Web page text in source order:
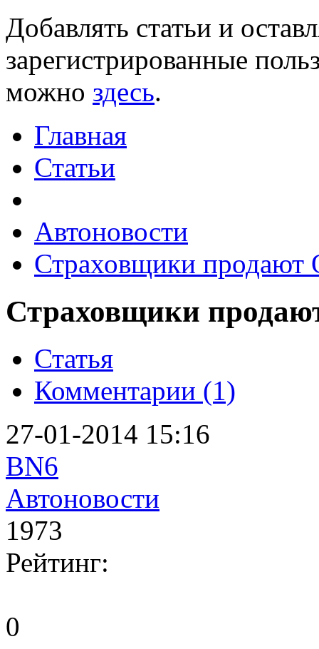
Добавлять статьи и
зарегистрированные
можно здесь.
Главная
Статьи
Автоновости
Страховщики
Страховщики
Статья
Комментарии (1)
27-01-2014 15:16
BN6
Автоновости
1973
Рейтинг:
0